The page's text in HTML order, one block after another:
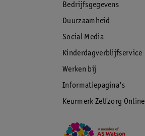
Bedrijfsgegevens
Duurzaamheid
Social Media
Kinderdagverblijfservice
Werken bij
Informatiepagina's
Keurmerk Zelfzorg Online